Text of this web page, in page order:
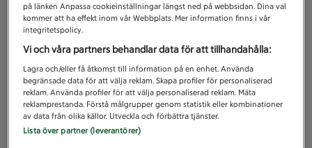
på länken Anpassa cookieinställningar längst ned på webbsidan. Dina val
kommer att ha effekt inom vår Webbplats. Mer information finns i vår
integritetspolicy.
Vi och våra partners behandlar data för att tillhandahålla:
Lagra och/eller få åtkomst till information på en enhet. Använda
begränsade data för att välja reklam. Skapa profiler för personaliserad
reklam. Använda profiler för att välja personaliserad reklam. Mäta
reklamprestanda. Förstå målgrupper genom statistik eller kombinationer
av data från olika källor. Utveckla och förbättra tjänster.
Lista över partner (leverantörer)